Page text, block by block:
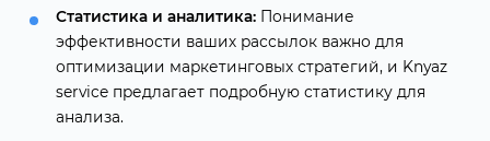
Статистика и аналитика:Понимание
эффективности ваших рассылок важно для
оптимизации маркетинговых стратегий, и Knyaz
service предлагает подробную статистику для
анализа.